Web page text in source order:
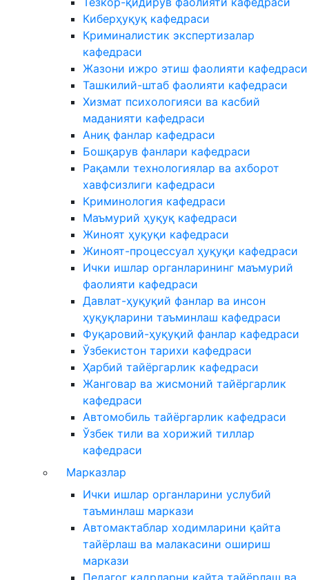
Киберҳуқуқ кафедраси
Криминалистик экспертизалар
кафедраси
Жазони ижро этиш фаолияти кафедраси
Ташкилий-штаб фаолияти кафедраси
Хизмат психологияси ва касбий
маданияти кафедраси
Аниқ фанлар кафедраси
Бошқарув фанлари кафедраси
Рақамли технологиялар ва ахборот
хавфсизлиги кафедраси
Криминология кафедраси
Маъмурий ҳуқуқ кафедраси
Жиноят ҳуқуқи кафедраси
Жиноят-процессуал ҳуқуқи кафедраси
Ички ишлар органларининг маъмурий
фаолияти кафедраси
Давлат-ҳуқуқий фанлар ва инсон
ҳуқуқларини таъминлаш кафедраси
Фуқаровий-ҳуқуқий фанлар кафедраси
Ўзбекистон тарихи кафедраси
Ҳарбий тайёргарлик кафедраси
Жанговар ва жисмоний тайёргарлик
кафедраси
Автомобиль тайёргарлик кафедраси
Ўзбек тили ва хорижий тиллар
кафедраси
Марказлар
Ички ишлар органларини услубий
таъминлаш маркази
Автомактаблар ходимларини қайта
тайёрлаш ва малакасини ошириш
маркази
Педагог кадрларни қайта тайёрлаш ва